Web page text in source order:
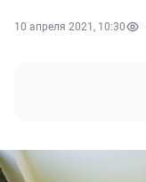
10 апреля 2021, 10:30